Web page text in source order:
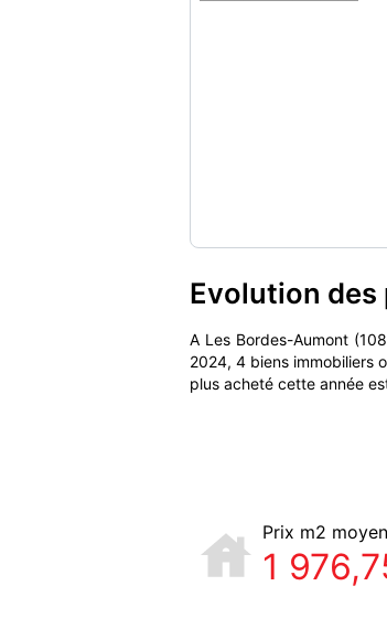
Evolution des
A Les Bordes-Aumont
2024, 4 biens immobiliers
plus acheté cette année
Prix m2
1